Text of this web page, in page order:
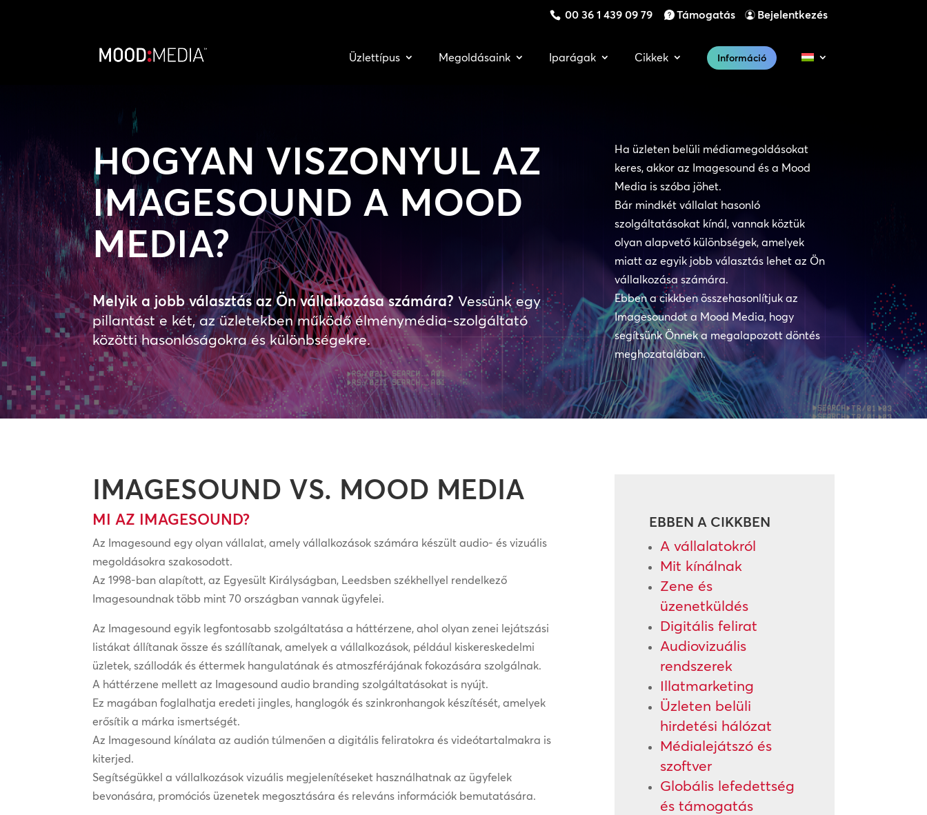
00 36 1 439 09 79 Támogatás Bejelentkezés
Üzlettípus Megoldásaink Iparágak Cikkek Információ
HOGYAN VISZONYUL AZ
IMAGESOUND A MOOD
MEDIA?
Melyik a jobb választás az Ön vállalkozása számára? Vessünk egy
pillantást e két, az üzletekben működő élménymédia-szolgáltató
közötti hasonlóságokra és különbségekre.
Ha üzleten belüli médiamegoldásokat
keres, akkor az Imagesound és a Mood
Media is szóba jöhet.
Bár mindkét vállalat hasonló
szolgáltatásokat kínál, vannak köztük
olyan alapvető különbségek, amelyek
miatt az egyik jobb választás lehet az Ön
vállalkozása számára.
Ebben a cikkben összehasonlítjuk az
Imagesoundot a Mood Media, hogy
segítsünk Önnek a megalapozott döntés
meghozatalában.
IMAGESOUND VS. MOOD MEDIA
MI AZ IMAGESOUND?
Az Imagesound egy olyan vállalat, amely vállalkozások számára készült audio- és vizuális
megoldásokra szakosodott.
Az 1998-ban alapított, az Egyesült Királyságban, Leedsben székhellyel rendelkező
Imagesoundnak több mint 70 országban vannak ügyfelei.
Az Imagesound egyik legfontosabb szolgáltatása a háttérzene, ahol olyan zenei lejátszási
listákat állítanak össze és szállítanak, amelyek a vállalkozások, például kiskereskedelmi
üzletek, szállodák és éttermek hangulatának és atmoszférájának fokozására szolgálnak.
A háttérzene mellett az Imagesound audio branding szolgáltatásokat is nyújt.
Ez magában foglalhatja eredeti jingles, hanglogók és szinkronhangok készítését, amelyek
erősítik a márka ismertségét.
Az Imagesound kínálata az audión túlmenően a digitális feliratokra és videótartalmakra is
kiterjed.
Segítségükkel a vállalkozások vizuális megjelenítéseket használhatnak az ügyfelek
bevonására, promóciós üzenetek megosztására és releváns információk bemutatására.
EBBEN A CIKKBEN
A vállalatokról
Mit kínálnak
Zene és
üzenetküldés
Digitális felirat
Audiovizuális
rendszerek
Illatmarketing
Üzleten belüli
hirdetési hálózat
Médialejátszó és
szoftver
Globális lefedettség
és támogatás